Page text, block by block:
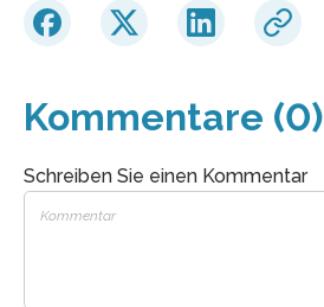
Kommentare (0)
Schreiben Sie einen Kommentar